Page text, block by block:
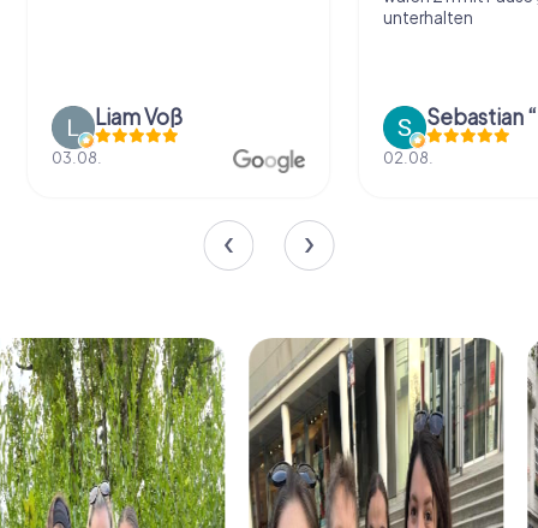
Liam Voß
03.08.
unterhalten
02.08.